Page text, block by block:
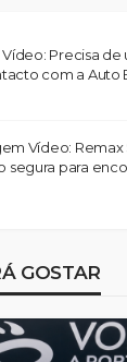
Precisa de
com a Auto
Vídeo: Remax
segura para
GOSTAR